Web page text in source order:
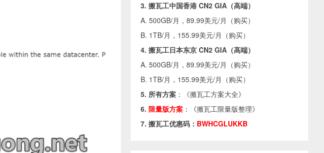
3. 搬瓦工中国香港 CN2 GIA（高端）
A. 500GB/月，89.99美元/月（购买）
B. 1TB/月，155.99美元/月（购买）
4. 搬瓦工日本东京 CN2 GIA（高端）
A. 500GB/月，89.99美元/月（购买）
B. 1TB/月，155.99美元/月（购买）
5. 所有方案 ：《搬瓦工方案大全》
6. 限量版方案 ：《搬瓦工限量版整理》
7. 搬瓦工优惠码： BWHCGLUKKB